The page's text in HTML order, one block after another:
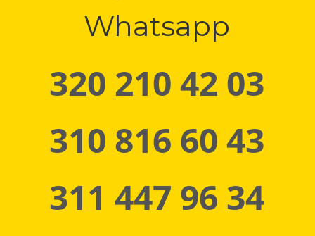
Whatsapp
320 210 42 03
310 816 60 43
311 447 96 34